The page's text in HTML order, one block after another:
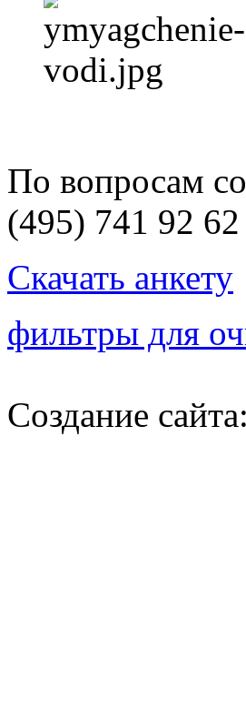
По вопросам
(495) 741 92 62
Скачать анкету
фильтры для
Создание сайта: